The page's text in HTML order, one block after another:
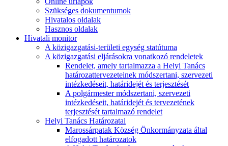
Szükséges dokumentumok
Hivatalos oldalak
Hasznos oldalak
Hivatali monitor
A közigazgatási-területi egység statútuma
A közigazgatási eljárásokra vonatkozó rendeletek
Rendelet, amely tartalmazza a Helyi Tanács
határozattervezeteinek módszertani, szervezeti
intézkedéseit, határidejét és terjesztését
A polgármester módszertani, szervezeti
intézkedéseit, határidejét és tervezetének
terjesztését tartalmazó rendelet
Helyi Tanács Határozatai
Marossárpatak Község Önkormányzata által
elfogadott határozatok